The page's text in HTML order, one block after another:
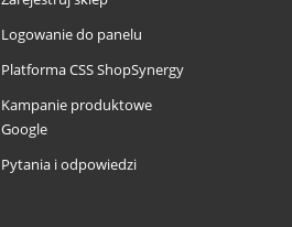
Logowanie do panelu
Platforma CSS ShopSynergy
Kampanie produktowe
Google
Pytania i odpowiedzi